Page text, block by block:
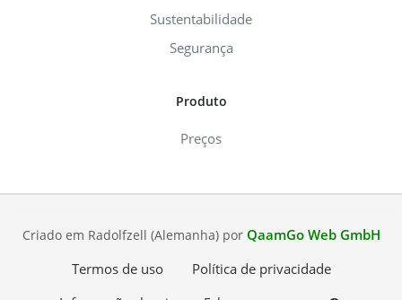
Sustentabilidade
Segurança
Produto
Preços
Criado em Radolfzell (Alemanha) por QaamGo Web GmbH
Termos de uso
Política de privacidade